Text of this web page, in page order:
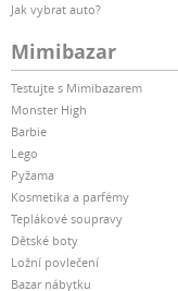
Jak vybrat auto?
Mimibazar
Testujte s Mimibazarem
Monster High
Barbie
Lego
Pyžama
Kosmetika a parfémy
Teplákové soupravy
Dětské boty
Ložní povlečení
Bazar nábytku